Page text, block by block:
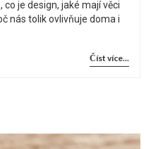
je design, jaké mají věci
nás tolik ovlivňuje doma i
Číst více...